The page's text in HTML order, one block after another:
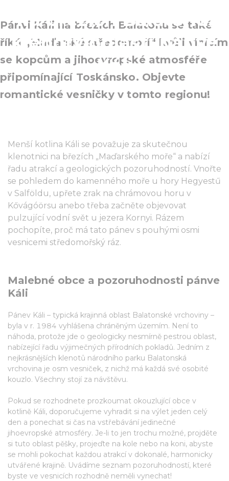
na březích Balatonu:
klenoty oblasti pánve
Káli
Pánvi Káli na březích Balatonu se také
říká „Maďarské středomoří“ kvůli vlnícím
se kopcům a jihoevropské atmosféře
připomínající Toskánsko. Objevte
romantické vesničky v tomto regionu!
Menší kotlina Káli se považuje za skutečnou
klenotnici na březích „Maďarského moře“ a nabízí
řadu atrakcí a geologických pozoruhodností. Vnořte
se pohledem do kamenného moře u hory Hegyestű
v Salföldu, upřete zrak na chrámovou horu v
Kővágóörsu anebo třeba začněte objevovat
pulzující vodní svět u jezera Kornyi. Rázem
pochopíte, proč má tato pánev s pouhými osmi
vesnicemi středomořský ráz.
Malebné obce a pozoruhodnosti pánve
Káli
Pánev Káli – typická krajinná oblast Balatonské vrchoviny –
byla v r. 1984 vyhlášena chráněným územím. Není to
náhoda, protože jde o geologicky nesmírně pestrou oblast,
nabízející řadu výjimečných přírodních pokladů. Jedním z
nejkrásnějších klenotů národního parku Balatonská
vrchovina je osm vesniček, z nichž má každá své osobité
kouzlo. Všechny stojí za návštěvu.
Pokud se rozhodnete prozkoumat okouzlující obce v
kotlině Káli, doporučujeme vyhradit si na výlet jeden celý
den a ponechat si čas na vstřebávání jedinečné
jihoevropské atmosféry. Je-li to jen trochu možné, projděte
si tuto oblast pěšky, projeďte na kole nebo na koni, abyste
se mohli pokochat každou atrakcí v dokonalé, harmonicky
utvářené krajině. Uvádíme seznam pozoruhodností, které
byste ve vesnicích rozhodně neměli vynechat!